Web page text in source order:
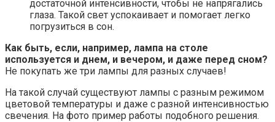
достаточной интенсивности, чтобы не напрягались
глаза. Такой свет успокаивает и помогает легко
погрузиться в сон.
Как быть, если, например, лампа на столе
используется и днем, и вечером, и даже перед сном?
Не покупать же три лампы для разных случаев!
На такой случай существуют лампы с разным режимом
цветовой температуры и даже с разной интенсивностью
свечения. На фото пример работы подобного решения.